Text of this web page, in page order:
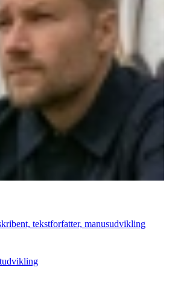
tekstforfatter, manusudvikling